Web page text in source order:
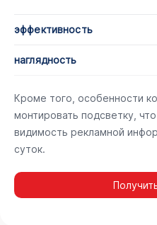
эффективность
наглядность
Кроме того, особенности
монтировать подсветку,
видимость рекламной
суток.